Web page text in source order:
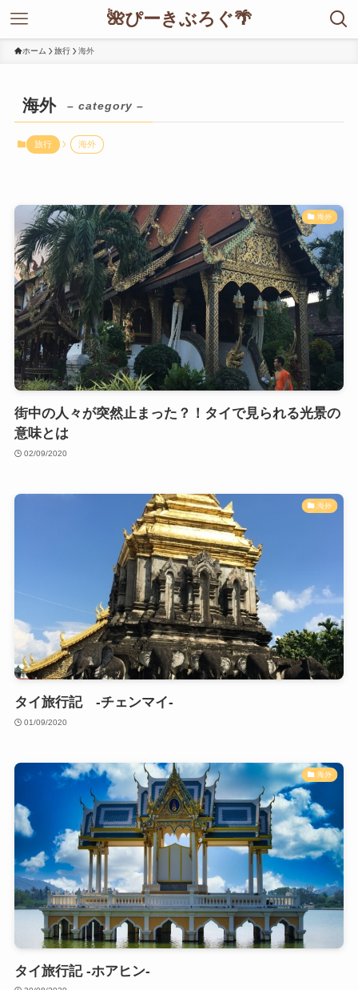
🌺ぴーきぶろぐ🌴
ホーム 旅行 海外
海外 – category –
旅行 海外
海外
街中の人々が突然止まった？！タイで見られる光景の
意味とは
02/09/2020
海外
タイ旅行記 -チェンマイ-
01/09/2020
海外
タイ旅行記 -ホアヒン-